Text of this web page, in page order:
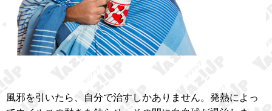
風邪を引いたら、自分で治すしかありません。発熱によっ